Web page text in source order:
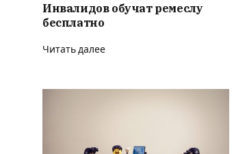
Инвалидов обучат ремеслу
бесплатно
Читать далее